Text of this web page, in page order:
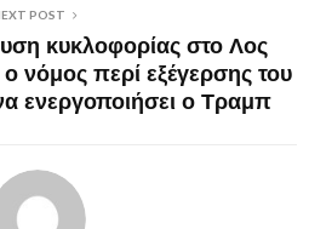
POST
κυκλοφορίας στο Λος
ο νόμος περί εξέγερσης του
ενεργοποιήσει ο Τραμπ